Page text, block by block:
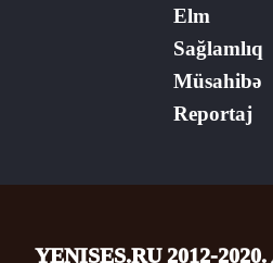
Elm
Sağlamlıq
Müsahibə
Reportaj
YENISES.RU 2012-